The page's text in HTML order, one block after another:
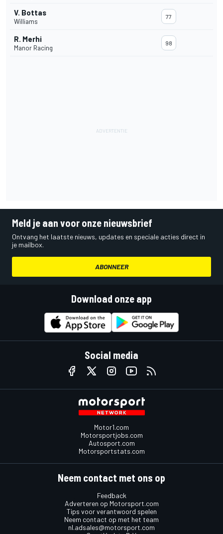
V. Bottas
Williams
77
R. Merhi
Manor Racing
98
Meld je aan voor onze nieuwsbrief
Ontvang het laatste nieuws, updates en speciale acties direct in
je mailbox.
ABONNEER
Download onze app
Social media
Motor1.com
Motorsportjobs.com
Autosport.com
Motorsportstats.com
Neem contact met ons op
Feedback
Adverteren op Motorsport.com
Tips voor verantwoord spelen
Neem contact op met het team
nl.adsales@motorsport.com